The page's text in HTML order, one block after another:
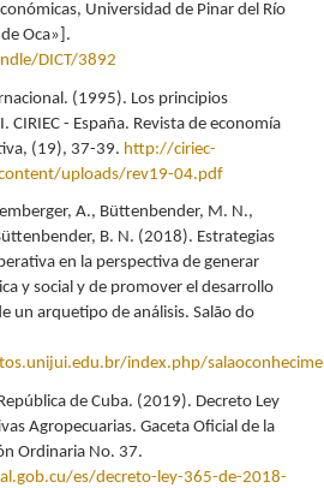
Universidad de Pinar del Río
Oca»].
DICT/3892
(1995). Los principios
CIRIEC - España. Revista de economía
(19), 37-39. http://ciriec-
uploads/rev19-04.pdf
A., Büttenbender, M. N.,
B. N. (2018). Estrategias
en la perspectiva de generar
y social y de promover el desarrollo
un arquetipo de análisis. Salão do
index.php/
de Cuba. (2019). Decreto Ley
Agropecuarias. Gaceta Oficial de la
Ordinaria No. 37.
es/decreto-ley-365-de-2018-